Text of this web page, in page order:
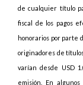
de cualquier título
fiscal de los pagos
honorarios por parte
originadores de
varían desde USD
emisión. En